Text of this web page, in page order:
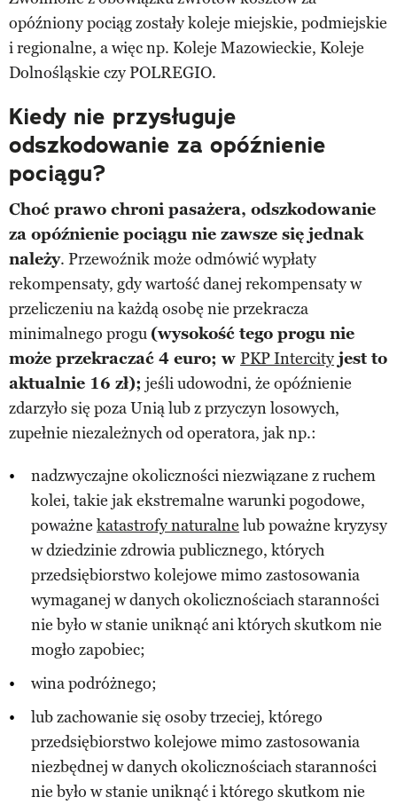
opóźniony pociąg zostały koleje miejskie, podmiejskie
i regionalne, a więc np. Koleje Mazowieckie, Koleje
Dolnośląskie czy POLREGIO.
Kiedy nie przysługuje
odszkodowanie za opóźnienie
pociągu?
Choć prawo chroni pasażera, odszkodowanie
za opóźnienie pociągu nie zawsze się jednak
należy. Przewoźnik może odmówić wypłaty
rekompensaty, gdy wartość danej rekompensaty w
przeliczeniu na każdą osobę nie przekracza
minimalnego progu (wysokość tego progu nie
może przekraczać 4 euro; w PKP Intercity jest to
aktualnie 16 zł); jeśli udowodni, że opóźnienie
zdarzyło się poza Unią lub z przyczyn losowych,
zupełnie niezależnych od operatora, jak np.:
nadzwyczajne okoliczności niezwiązane z ruchem
kolei, takie jak ekstremalne warunki pogodowe,
poważne katastrofy naturalne lub poważne kryzysy
w dziedzinie zdrowia publicznego, których
przedsiębiorstwo kolejowe mimo zastosowania
wymaganej w danych okolicznościach staranności
nie było w stanie uniknąć ani których skutkom nie
mogło zapobiec;
wina podróżnego;
lub zachowanie się osoby trzeciej, którego
przedsiębiorstwo kolejowe mimo zastosowania
niezbędnej w danych okolicznościach staranności
nie było w stanie uniknąć i którego skutkom nie